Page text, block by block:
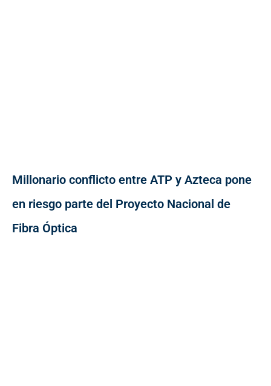
Millonario conflicto entre ATP y Azteca pone
en riesgo parte del Proyecto Nacional de
Fibra Óptica